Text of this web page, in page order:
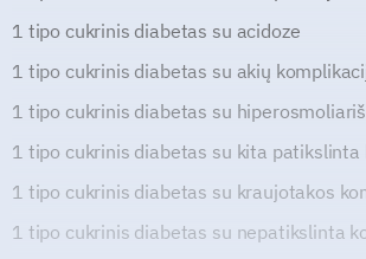
1 tipo cukrinis diabetas su acidoze
1 tipo cukrinis diabetas su akių
1 tipo cukrinis diabetas su
1 tipo cukrinis diabetas su kita patikslinta
1 tipo cukrinis diabetas su kraujotakos
1 tipo cukrinis diabetas su nepatikslinta